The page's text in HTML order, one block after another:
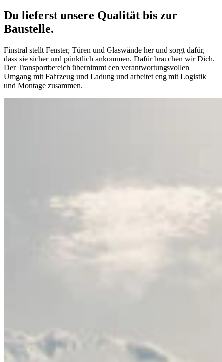
Du lieferst unsere Qualität bis zur
Baustelle.
Finstral stellt Fenster, Türen und Glaswände her und sorgt dafür,
dass sie sicher und pünktlich ankommen. Dafür brauchen wir Dich.
Der Transportbereich übernimmt den verantwortungsvollen
Umgang mit Fahrzeug und Ladung und arbeitet eng mit Logistik
und Montage zusammen.